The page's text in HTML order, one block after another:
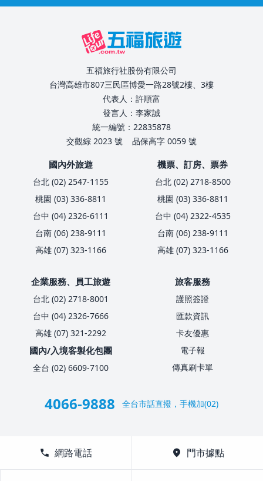
五福旅行社股份有限公司
台灣高雄市807三民區博愛一路28號2樓、3樓
代表人：許順富
發言人：李家誠
統一編號：22835878
交觀綜 2023 號
品保高字 0059 號
國內外旅遊
台北 (02) 2547-1155
桃園 (03) 336-8811
台中 (04) 2326-6111
台南 (06) 238-9111
高雄 (07) 323-1166
機票、訂房、票券
台北 (02) 2718-8500
桃園 (03) 336-8811
台中 (04) 2322-4535
台南 (06) 238-9111
高雄 (07) 323-1166
企業服務、員工旅遊
台北 (02) 2718-8001
台中 (04) 2326-7666
高雄 (07) 321-2292
國內/入境客製化包團
全台 (02) 6609-7100
旅客服務
護照簽證
匯款資訊
卡友優惠
電子報
傳真刷卡單
4066-9888 全台市話直撥，手機加(02)
call 網路電話 location_on 門市據點